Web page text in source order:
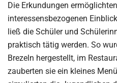
Die Erkundungen
interessensbezogenen
ließ die Schüler und
praktisch tätig werden. So
Brezeln hergestellt, im
zauberten sie ein kleines